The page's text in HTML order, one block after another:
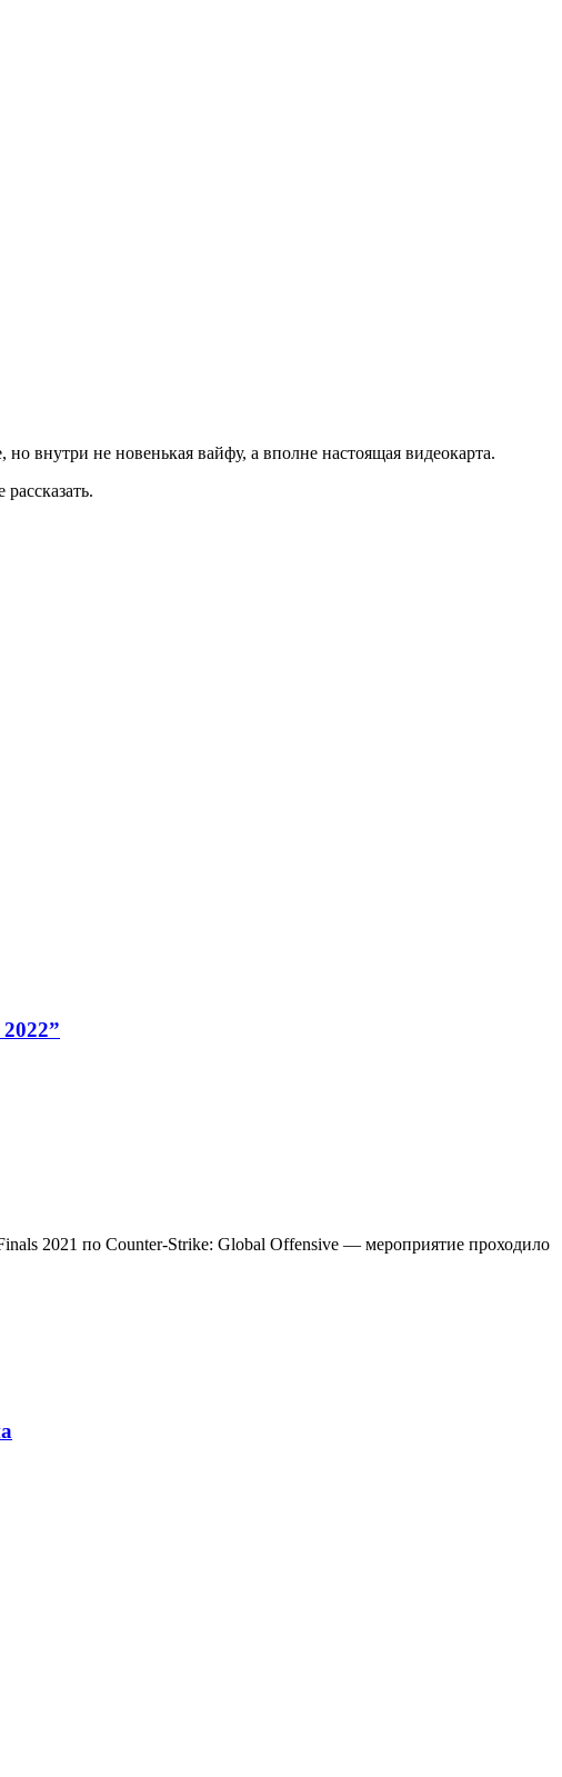
внутри не новенькая вайфу, а вполне настоящая видеокарта.
2021 по Counter-Strike: Global Offensive — мероприятие проходило